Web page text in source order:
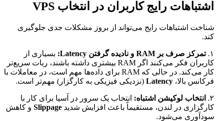
اشتباهات رایج کاربران در انتخاب VPS
شناخت اشتباهات رایج می‌تواند از بروز مشکلات جدی جلوگیری
کند.
۱. تمرکز صرف بر RAM و نادیده گرفتن Latency:
بسیاری از
کاربران فکر می‌کنند اگر RAM بیشتری داشته باشند، ربات سریع‌تر
کار می‌کند. در حالی که RAM برای داده‌ها مهم است، در معاملات با
فرکانس بالا، Latency (نزدیکی فیزیکی به کارگزار) مهم‌تر است.
۲. انتخاب لوکیشن اشتباه: انتخاب یک سرور در آسیا برای کار با
کارگزاری در لندن، مستقیماً باعث افزایش شدید Slippage و کاهش
سودآوری می‌شود.